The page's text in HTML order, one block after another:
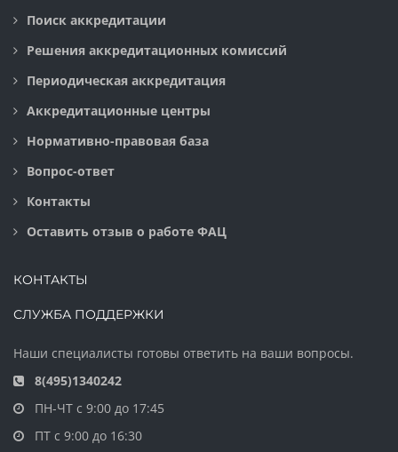
Поиск аккредитации
Решения аккредитационных комиссий
Периодическая аккредитация
Аккредитационные центры
Нормативно-правовая база
Вопрос-ответ
Контакты
Оставить отзыв о работе ФАЦ
КОНТАКТЫ
СЛУЖБА ПОДДЕРЖКИ
Наши специалисты готовы ответить на ваши вопросы.
8(495)1340242
ПН-ЧТ с 9:00 до 17:45
ПТ с 9:00 до 16:30